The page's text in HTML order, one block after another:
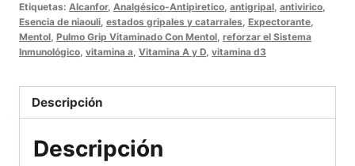
Etiquetas: Alcanfor, Analgésico-Antipiretico, antigripal, antivirico,
Esencia de niaouli, estados gripales y catarrales, Expectorante,
Mentol, Pulmo Grip Vitaminado Con Mentol, reforzar el Sistema
Inmunológico, vitamina a, Vitamina A y D, vitamina d3
Descripción
Descripción